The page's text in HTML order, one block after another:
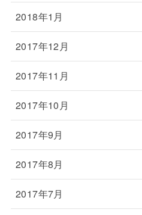
2018年1月
2017年12月
2017年11月
2017年10月
2017年9月
2017年8月
2017年7月